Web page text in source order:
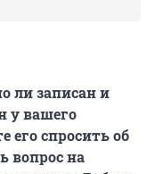
ли записан и
у вашего
его спросить об
вопрос на